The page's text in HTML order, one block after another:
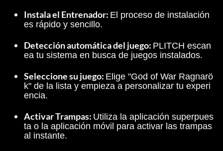
Instala el Entrenador: El proceso de instalación
es rápido y sencillo.
Detección automática del juego: PLITCH escan
ea tu sistema en busca de juegos instalados.
Seleccione su juego: Elige "God of War Ragnarö
k" de la lista y empieza a personalizar tu experi
encia.
Activar Trampas: Utiliza la aplicación superpues
ta o la aplicación móvil para activar las trampas
al instante.